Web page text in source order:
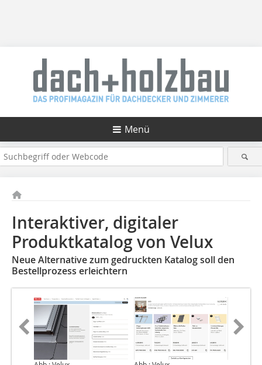
Menü
Interaktiver, digitaler
Produktkatalog von Velux
Neue Alternative zum gedruckten Katalog soll den
Bestellprozess erleichtern